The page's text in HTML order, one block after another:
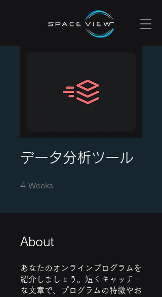
データ分析ツール
4 Weeks
About
あなたのオンラインプログラムを
紹介しましょう。短くキャッチー
な文章で、プログラムの特徴やお